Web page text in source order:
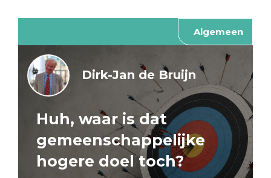
Algemeen
Dirk-Jan de Bruijn
Huh, waar is dat
gemeenschappelijke
hogere doel toch?